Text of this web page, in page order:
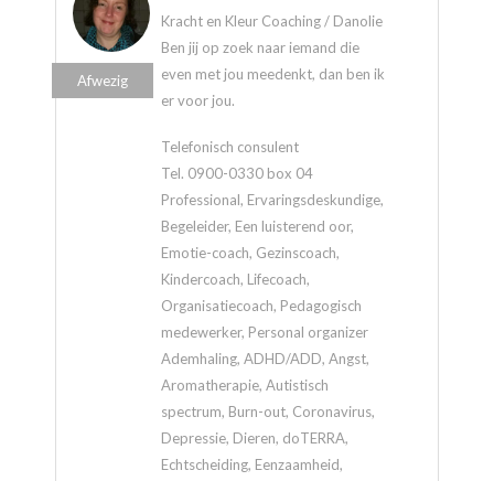
Kracht en Kleur Coaching / Danolie
Ben jij op zoek naar iemand die
even met jou meedenkt, dan ben ik
er voor jou.
Telefonisch consulent
Tel. 0900-0330 box 04
Professional, Ervaringsdeskundige,
Begeleider, Een luisterend oor,
Emotie-coach, Gezinscoach,
Kindercoach, Lifecoach,
Organisatiecoach, Pedagogisch
medewerker, Personal organizer
Ademhaling, ADHD/ADD, Angst,
Aromatherapie, Autistisch
spectrum, Burn-out, Coronavirus,
Depressie, Dieren, doTERRA,
Echtscheiding, Eenzaamheid,
Afwezig